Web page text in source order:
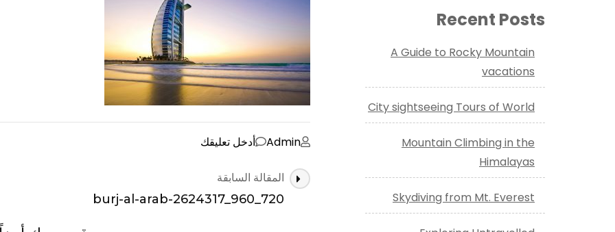
Admin أدخل تعليقك
arab-
التنقل
بين
المقالة السابقة
burj-al-arab-2624317_960_720
Recent Posts
A Guide to Rocky Mountain
vacations
City sightseeing Tours of World
Mountain Climbing in the
Himalayas
Skydiving from Mt. Everest